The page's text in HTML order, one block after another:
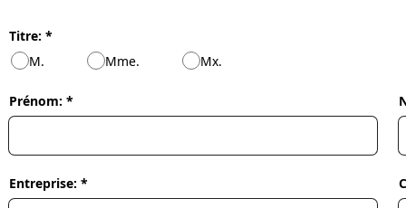
Titre: *
M.
Mme. Mx.
Prénom: *
Entreprise: *